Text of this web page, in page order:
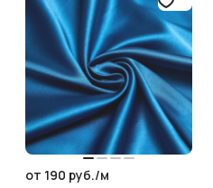
от 190 руб./м